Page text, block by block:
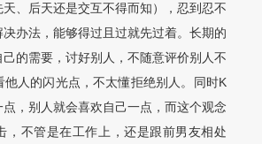
、后天还是交互不得而知），忍到忍不
办法，能够得过且过就先过着。长期的
的需要，讨好别人，不随意评价别人不
他人的闪光点，不太懂拒绝别人。同时K
，别人就会喜欢自己一点，而这个观念
，不管是在工作上，还是跟前男友相处